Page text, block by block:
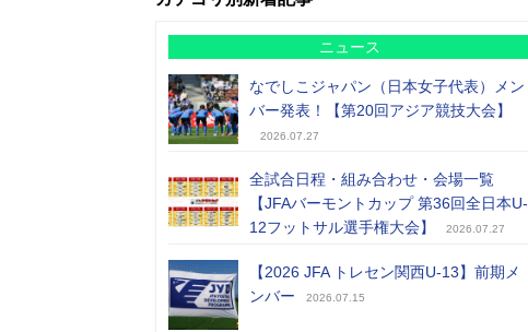
ニュース
なでしこジャパン（日本女子代表）メン
バー発表！【第20回アジア競技大会】
2026.07.27
全試合日程・組み合わせ・会場一覧
【JFAバーモントカップ 第36回全日本U-
12フットサル選手権大会】
2026.07.27
【2026 JFA トレセン関西U-13】前期メ
ンバー
2026.07.15